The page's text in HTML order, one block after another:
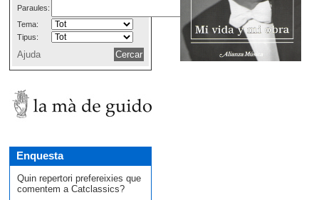
Paraules:
Tema:
Tipus:
Ajuda
Enquesta
Quin repertori prefereixies que
comentem a Catclassics?